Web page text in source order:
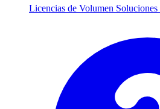
Licencias de Volumen